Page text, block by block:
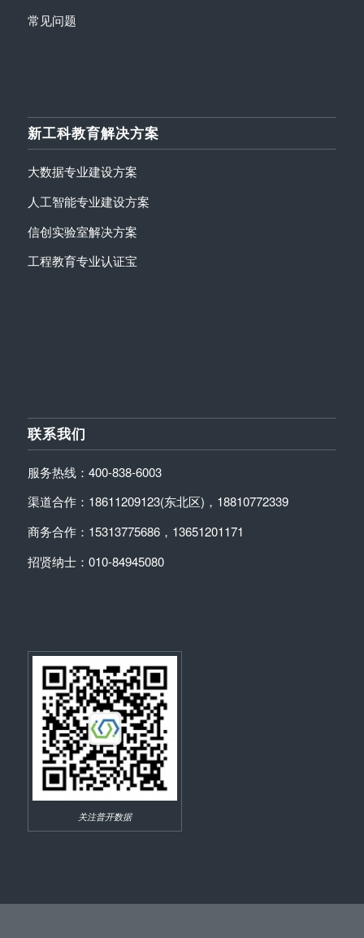
常见问题
新工科教育解决方案
大数据专业建设方案
人工智能专业建设方案
信创实验室解决方案
工程教育专业认证宝
联系我们
服务热线：400-838-6003
渠道合作：18611209123(东北区)，18810772339
商务合作：15313775686，13651201171
招贤纳士：010-84945080
关注普开数据